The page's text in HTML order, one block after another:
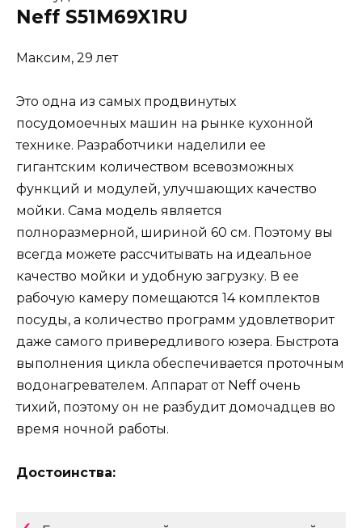
Neff S51M69X1RU
Максим, 29 лет
Это одна из самых продвинутых
посудомоечных машин на рынке кухонной
технике. Разработчики наделили ее
гигантским количеством всевозможных
функций и модулей, улучшающих качество
мойки. Сама модель является
полноразмерной, шириной 60 см. Поэтому вы
всегда можете рассчитывать на идеальное
качество мойки и удобную загрузку. В ее
рабочую камеру помещаются 14 комплектов
посуды, а количество программ удовлетворит
даже самого привередливого юзера. Быстрота
выполнения цикла обеспечивается проточным
водонагревателем. Аппарат от Neff очень
тихий, поэтому он не разбудит домочадцев во
время ночной работы.
Достоинства: